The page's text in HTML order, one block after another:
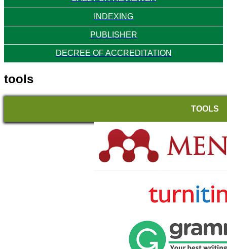
INDEXING
PUBLISHER
DECREE OF ACCREDITATION
tools
TOOLS